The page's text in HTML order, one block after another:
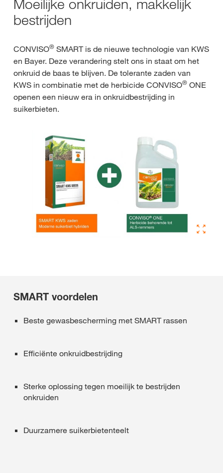
Moeilijke onkruiden, makkelijk
bestrijden
CONVISO® SMART is de nieuwe technologie van KWS
en Bayer. Deze verandering stelt ons in staat om het
onkruid de baas te blijven. De tolerante zaden van
KWS in combinatie met de herbicide CONVISO® ONE
openen een nieuw era in onkruidbestrijding in
suikerbieten.
SMART voordelen
Beste gewasbescherming met SMART rassen
Efficiënte onkruidbestrijding
Sterke oplossing tegen moeilijk te bestrijden
onkruiden
Duurzamere suikerbietenteelt